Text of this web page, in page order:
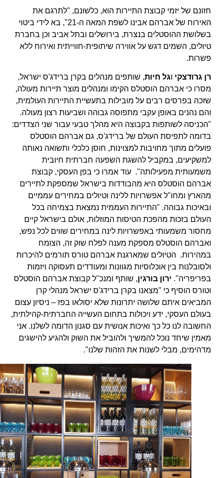
חזונם של יזמי קבוצת התיירות הוא, כלשונם, "לתרגם את
האירוח של אברהם אבינו לשפת המאה ה-21", בא לידי ביטוי
בשלושת ההוסטלים בנצרת, בירושלים ובתל אביב וכן בחברת
טיולים, השמים דגש על אווירה שיתופית-חווייתית ואירוח ללא
פשרות.
רן גרודצקיוגל חיות, שותפים מנהלים בקרן ברידג'ס ישראל,
מסרו כי אברהם הוסטלס הקימו ומנהלים מוצר תיירות מעולה,
שזכה בפרסים רבים על מובילות בתעשיית התיירות העולמית,
והם נהנים באופן עקבי מתפוסה גבוהה ושביעות רצון מעולה.
"הכניסה לשותפות בקבוצה היא מהלך טבעי עבור שני הצדדים:
בדומה לתפיסת העולם של ברידג'ס, גם אברהם הוסטלס
פועלים מתוך מחויבות למצוינות, חוסן כלכלי ותשואה נאותה
למשקיעים, במקביל להשגת השפעה חברתית חיובית
משמעותית מפעילותה". עוד אמרו כי בפן העסקי, קבוצת
אברהם הוסטלס היא מהבודדות בישראל שמספקת לתיירים
מהארץ ומחו"ל אפשרויות ללינה וטיולים במחירים עממיים
ובאיכות גבוהה. "התיירות העממית נמצאת בצמיחה בכל
העולם בזכות מהפכת הטיסות המוזלות, אולם בישראל קיים
מחסור משמעותי באפשרויות לינה במחירים שווים לכל נפש,
ואברהם הוסטלס מספקת מענה לפלח שוק זה, הצומח
במהירות. הטיולים שמארגנת אברהם טורס תורמים להיכרות
ולסובלנות בין אוכלוסיות מגוונות ומעודדים תעסוקה ויזמות
בפריפריה".ירון בורגין, שותף ומנכ"ל קבוצת אברהם הוסטלס
וטורס הוסיף כי "מצאנו בקרן ברידג'ס ישראל מנהלי קרן
המביאים איתם שלושה יתרונות שלא יסולאו בפז – ניסיון עצום
בעולם העסקי, ידע ויכולות בתחום העשייה החברתית-קהילתית,
החשובה לנו כל כך ואיכות אנושית עם סגנון הדומה לשלנו. אני
מאמין שיחד נוכל להמשיך ולהוביל את השוק ולהגיע להישגים
מדהימים, מבלי לשנות את הזהות שלנו".